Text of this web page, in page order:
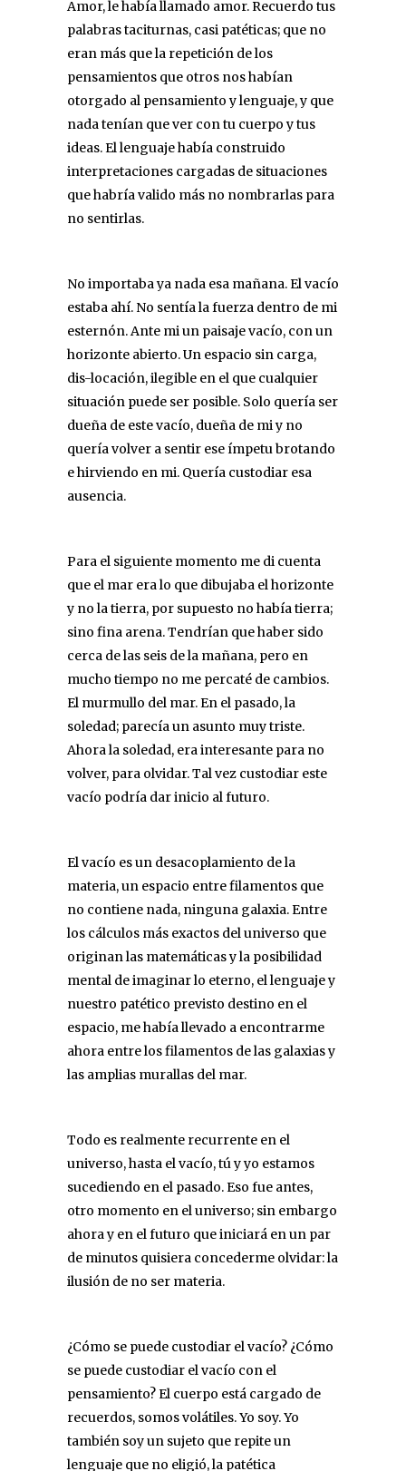
Amor, le había llamado amor. Recuerdo tus
palabras taciturnas, casi patéticas; que no
eran más que la repetición de los
pensamientos que otros nos habían
otorgado al pensamiento y lenguaje, y que
nada tenían que ver con tu cuerpo y tus
ideas. El lenguaje había construido
interpretaciones cargadas de situaciones
que habría valido más no nombrarlas para
no sentirlas.
No importaba ya nada esa mañana. El vacío
estaba ahí. No sentía la fuerza dentro de mi
esternón. Ante mi un paisaje vacío, con un
horizonte abierto. Un espacio sin carga,
dis-locación, ilegible en el que cualquier
situación puede ser posible. Solo quería ser
dueña de este vacío, dueña de mi y no
quería volver a sentir ese ímpetu brotando
e hirviendo en mi. Quería custodiar esa
ausencia.
Para el siguiente momento me di cuenta
que el mar era lo que dibujaba el horizonte
y no la tierra, por supuesto no había tierra;
sino fina arena. Tendrían que haber sido
cerca de las seis de la mañana, pero en
mucho tiempo no me percaté de cambios.
El murmullo del mar. En el pasado, la
soledad; parecía un asunto muy triste.
Ahora la soledad, era interesante para no
volver, para olvidar. Tal vez custodiar este
vacío podría dar inicio al futuro.
El vacío es un desacoplamiento de la
materia, un espacio entre filamentos que
no contiene nada, ninguna galaxia. Entre
los cálculos más exactos del universo que
originan las matemáticas y la posibilidad
mental de imaginar lo eterno, el lenguaje y
nuestro patético previsto destino en el
espacio, me había llevado a encontrarme
ahora entre los filamentos de las galaxias y
las amplias murallas del mar.
Todo es realmente recurrente en el
universo, hasta el vacío, tú y yo estamos
sucediendo en el pasado. Eso fue antes,
otro momento en el universo; sin embargo
ahora y en el futuro que iniciará en un par
de minutos quisiera concederme olvidar: la
ilusión de no ser materia.
¿Cómo se puede custodiar el vacío? ¿Cómo
se puede custodiar el vacío con el
pensamiento? El cuerpo está cargado de
recuerdos, somos volátiles. Yo soy. Yo
también soy un sujeto que repite un
lenguaje que no eligió, la patética